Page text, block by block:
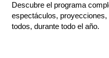
Descubre el programa
espectáculos,
todos, durante todo el año.